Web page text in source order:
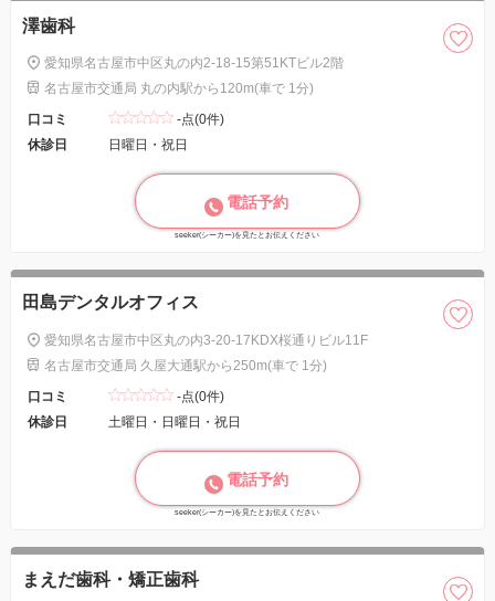
澤歯科
愛知県名古屋市中区丸の内2-18-15第51KTビル2階
名古屋市交通局 丸の内駅から120m(車で 1分)
口コミ
-点(0件)
休診日
日曜日・祝日
電話予約
seeker(シーカー)を見たとお伝えください
田島デンタルオフィス
愛知県名古屋市中区丸の内3-20-17KDX桜通りビル11F
名古屋市交通局 久屋大通駅から250m(車で 1分)
口コミ
-点(0件)
休診日
土曜日・日曜日・祝日
電話予約
seeker(シーカー)を見たとお伝えください
まえだ歯科・矯正歯科